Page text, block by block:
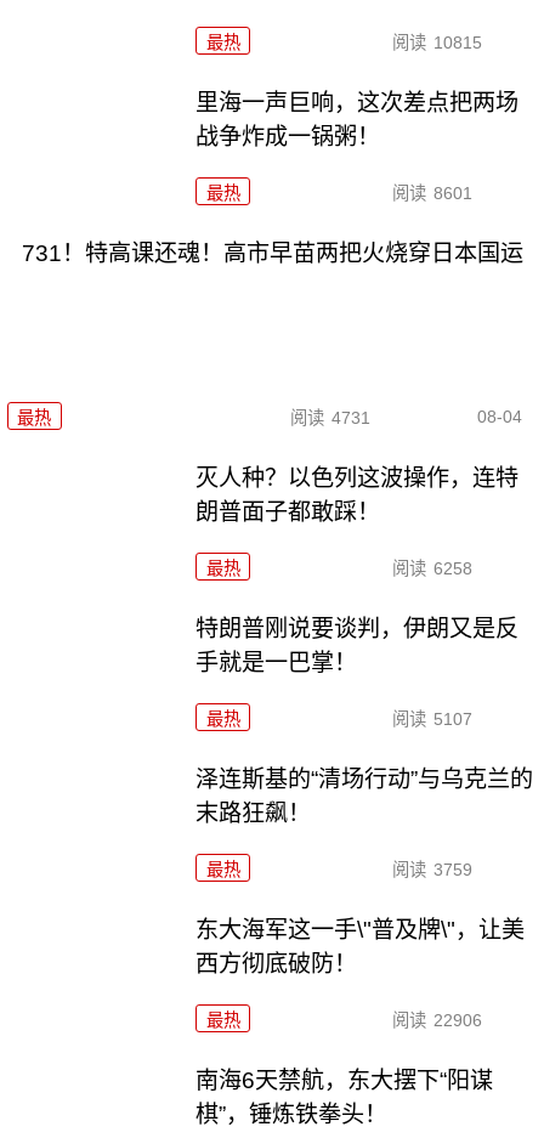
最热 阅读 10815
里海一声巨响，这次差点把两场
战争炸成一锅粥！
最热 阅读 8601
731！特高课还魂！高市早苗两把火烧穿日本国运
最热 阅读 4731 08-04
灭人种？以色列这波操作，连特
朗普面子都敢踩！
最热 阅读 6258
特朗普刚说要谈判，伊朗又是反
手就是一巴掌！
最热 阅读 5107
泽连斯基的“清场行动”与乌克兰的
末路狂飙！
最热 阅读 3759
东大海军这一手\"普及牌\"，让美
西方彻底破防！
最热 阅读 22906
南海6天禁航，东大摆下“阳谋
棋”，锤炼铁拳头！